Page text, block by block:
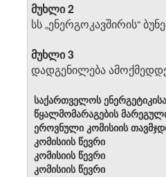
მუხლი 2
სს „ენერგოკავშირის“
მუხლი 3
დადგენილება
საქართველოს
წყალმომარაგების
ეროვნული კომისიის
კომისიის წევრი
კომისიის წევრი
კომისიის წევრი